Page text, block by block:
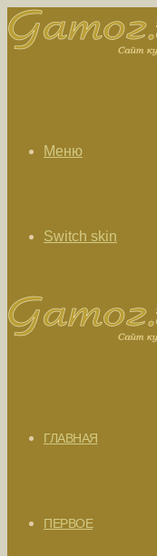
Меню
Switch skin
ГЛАВНАЯ
ПЕРВОЕ